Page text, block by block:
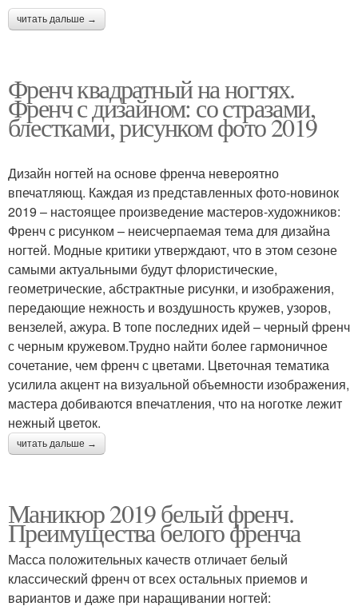
читать дальше →
Френч квадратный на ногтях.
Френч с дизайном: со стразами,
блестками, рисунком фото 2019
Дизайн ногтей на основе френча невероятно
впечатляющ. Каждая из представленных фото-новинок
2019 – настоящее произведение мастеров-художников:
Френч с рисунком – неисчерпаемая тема для дизайна
ногтей. Модные критики утверждают, что в этом сезоне
самыми актуальными будут флористические,
геометрические, абстрактные рисунки, и изображения,
передающие нежность и воздушность кружев, узоров,
вензелей, ажура. В топе последних идей – черный френч
с черным кружевом.Трудно найти более гармоничное
сочетание, чем френч с цветами. Цветочная тематика
усилила акцент на визуальной объемности изображения,
мастера добиваются впечатления, что на ноготке лежит
нежный цветок.
читать дальше →
Маникюр 2019 белый френч.
Преимущества белого френча
Масса положительных качеств отличает белый
классический френч от всех остальных приемов и
вариантов и даже при наращивании ногтей: